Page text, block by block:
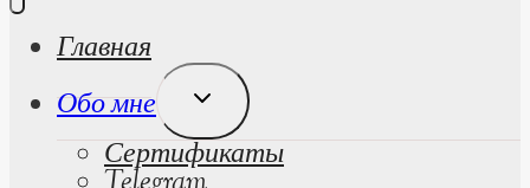
Главная
Обо мне
Развернуть
Дочернее
Меню
Сертификаты